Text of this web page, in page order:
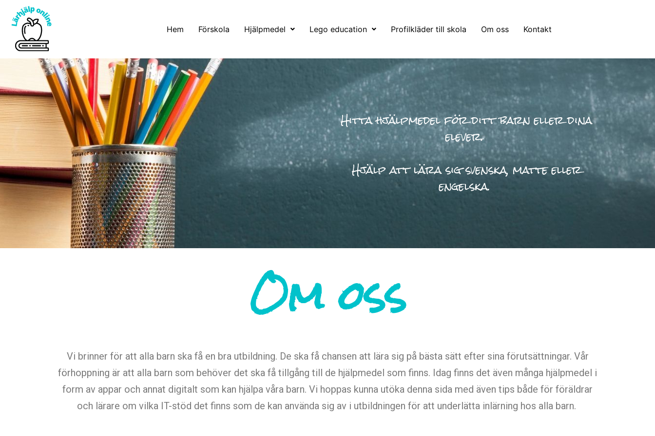
Hem Förskola Hjälpmedel Lego education Profilkläder till skola Om oss Kontakt
Hitta hjälpmedel för ditt barn eller dina
elever.
Hjälp att lära sig svenska, matte eller
engelska.
Om oss
Vi brinner för att alla barn ska få en bra utbildning. De ska få chansen att lära sig på bästa sätt efter sina förutsättningar. Vår
förhoppning är att alla barn som behöver det ska få tillgång till de hjälpmedel som finns. Idag finns det även många hjälpmedel i
form av appar och annat digitalt som kan hjälpa våra barn. Vi hoppas kunna utöka denna sida med även tips både för föräldrar
och lärare om vilka IT-stöd det finns som de kan använda sig av i utbildningen för att underlätta inlärning hos alla barn.